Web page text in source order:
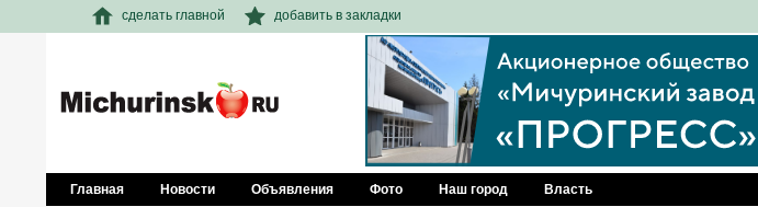
сделать главной добавить в закладки
Главная Новости Объявления Фото Наш город Власть